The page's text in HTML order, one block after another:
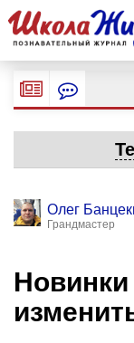
Олег
Грандмастер
Новинки